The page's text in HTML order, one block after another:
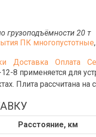
грузоподъёмности 20 т
ПК многопустотные,
Доставка Оплата
8 применяется для
Плита рассчитана
Расстояние, км